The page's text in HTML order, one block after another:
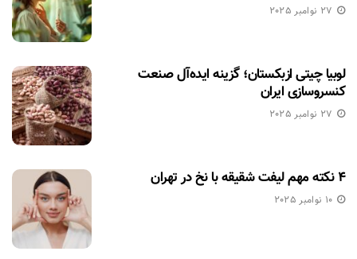
27 نوامبر 2025
لوبیا چیتی ازبکستان؛ گزینه ایده‌آل صنعت
کنسروسازی ایران
27 نوامبر 2025
۴ نکته مهم لیفت شقیقه با نخ در تهران
10 نوامبر 2025